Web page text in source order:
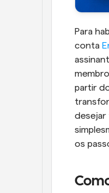
Para
conta
partir
desejar
os